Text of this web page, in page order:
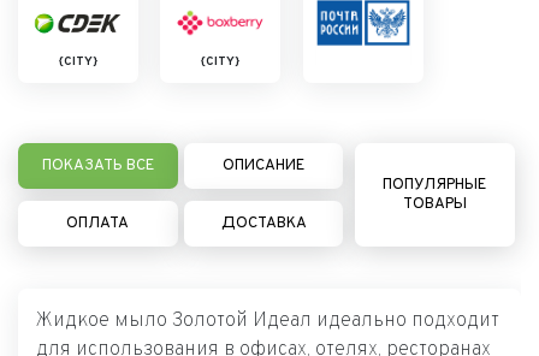
{CITY} {CITY}
ПОКАЗАТЬ ВСЕ ОПИСАНИЕ
ОПЛАТА ДОСТАВКА
ПОПУЛЯРНЫЕ
ТОВАРЫ
Жидкое мыло Золотой Идеал идеально подходит
для использования в офисах, отелях, ресторанах